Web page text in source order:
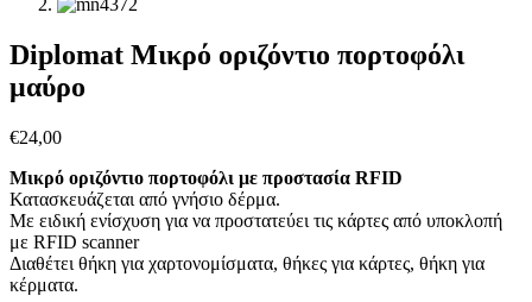
Diplomat Μικρό οριζόντιο πορτοφόλι
μαύρο
€24,00
Μικρό οριζόντιο πορτοφόλι με προστασία RFID
Κατασκευάζεται από γνήσιο δέρμα.
Με ειδική ενίσχυση για να προστατεύει τις κάρτες από υποκλοπή
με RFID scanner
Διαθέτει θήκη για χαρτονομίσματα, θήκες για κάρτες, θήκη για
κέρματα.